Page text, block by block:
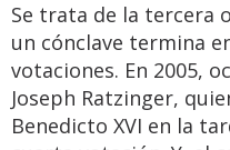
Se trata de la tercera
un cónclave termina
votaciones. En 2005,
Joseph Ratzinger,
Benedicto XVI en la